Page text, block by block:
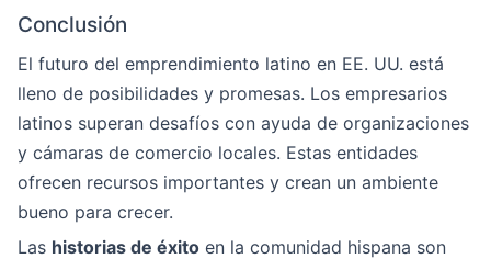
Conclusión
El futuro del emprendimiento latino en EE. UU. está
lleno de posibilidades y promesas. Los empresarios
latinos superan desafíos con ayuda de organizaciones
y cámaras de comercio locales. Estas entidades
ofrecen recursos importantes y crean un ambiente
bueno para crecer.
Las historias de éxito en la comunidad hispana son